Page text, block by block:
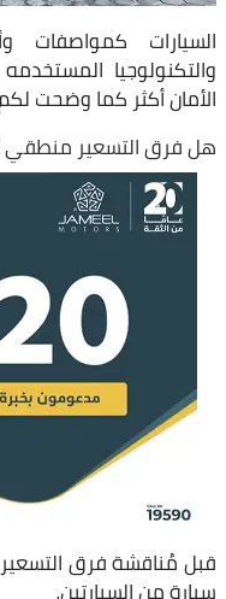
السيارات كمواصفات
الأمان أكثر كما وضحت
هل فرق التسعير منطقي
قبل مُناقشة فرق